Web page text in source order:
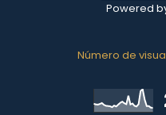
Powered
Número de